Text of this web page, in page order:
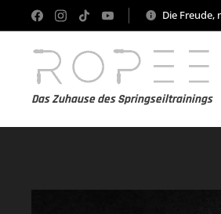
Die Freude,
Das Zuhause des Springseiltrainings